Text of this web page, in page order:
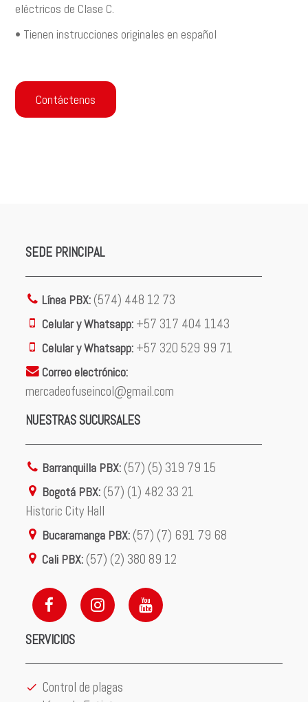
eléctricos de Clase C.
• Tienen instrucciones originales en español
Contáctenos
SEDE PRINCIPAL
Línea PBX: (574) 448 12 73
Celular y Whatsapp: +57 317 404 1143
Celular y Whatsapp: +57 320 529 99 71
Correo electrónico:
mercadeofuseincol@gmail.com
NUESTRAS SUCURSALES
Barranquilla PBX: (57) (5) 319 79 15
Bogotá PBX: (57) (1) 482 33 21
Historic City Hall
Bucaramanga PBX: (57) (7) 691 79 68
Cali PBX: (57) (2) 380 89 12
SERVICIOS
Control de plagas